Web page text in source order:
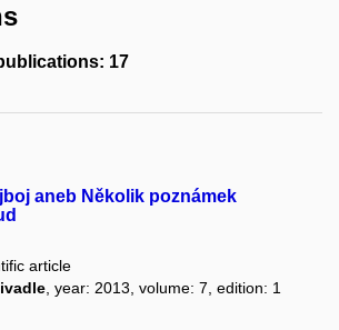
17
aneb Několik poznámek
article
, year: 2013, volume: 7, edition: 1